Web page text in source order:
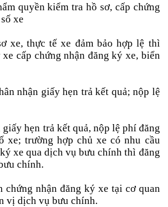
quyền kiểm tra hồ sơ, cấp chứng
xe
xe, thực tế xe đảm bảo hợp lệ thì
cấp chứng nhận đăng ký xe, biển
nhận giấy hẹn trả kết quả; nộp lệ
giấy hẹn trả kết quả, nộp lệ phí đăng
xe; trường hợp chủ xe có nhu cầu
xe qua dịch vụ bưu chính thì đăng
chính.
chứng nhận đăng ký xe tại cơ quan
vị dịch vụ bưu chính.